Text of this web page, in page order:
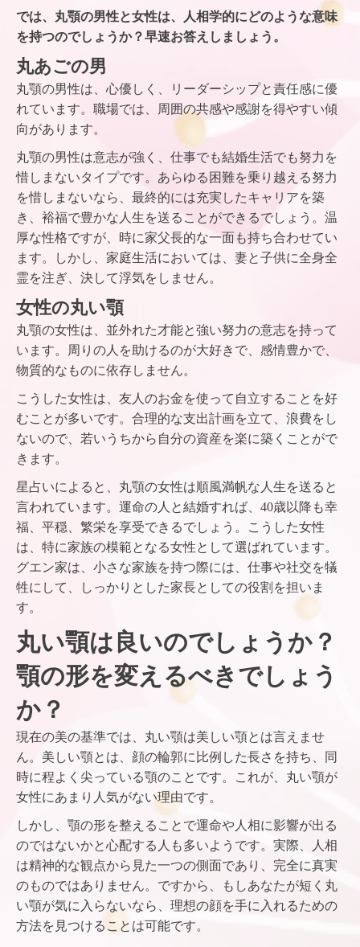
では、丸顎の男性と女性は、人相学的にどのような意味
を持つのでしょうか？早速お答えしましょう。
丸あごの男
丸顎の男性は、心優しく、リーダーシップと責任感に優
れています。職場では、周囲の共感や感謝を得やすい傾
向があります。
丸顎の男性は意志が強く、仕事でも結婚生活でも努力を
惜しまないタイプです。あらゆる困難を乗り越える努力
を惜しまないなら、最終的には充実したキャリアを築
き、裕福で豊かな人生を送ることができるでしょう。温
厚な性格ですが、時に家父長的な一面も持ち合わせてい
ます。しかし、家庭生活においては、妻と子供に全身全
霊を注ぎ、決して浮気をしません。
女性の丸い顎
丸顎の女性は、並外れた才能と強い努力の意志を持って
います。周りの人を助けるのが大好きで、感情豊かで、
物質的なものに依存しません。
こうした女性は、友人のお金を使って自立することを好
むことが多いです。合理的な支出計画を立て、浪費をし
ないので、若いうちから自分の資産を楽に築くことがで
きます。
星占いによると、丸顎の女性は順風満帆な人生を送ると
言われています。運命の人と結婚すれば、40歳以降も幸
福、平穏、繁栄を享受できるでしょう。こうした女性
は、特に家族の模範となる女性として選ばれています。
グエン家は、小さな家族を持つ際には、仕事や社交を犠
牲にして、しっかりとした家長としての役割を担いま
す。
丸い顎は良いのでしょうか？
顎の形を変えるべきでしょう
か？
現在の美の基準では、丸い顎は美しい顎とは言えませ
ん。美しい顎とは、顔の輪郭に比例した長さを持ち、同
時に程よく尖っている顎のことです。これが、丸い顎が
女性にあまり人気がない理由です。
しかし、顎の形を整えることで運命や人相に影響が出る
のではないかと心配する人も多いようです。実際、人相
は精神的な観点から見た一つの側面であり、完全に真実
のものではありません。ですから、もしあなたが短く丸
い顎が気に入らないなら、理想の顔を手に入れるための
方法を見つけることは可能です。